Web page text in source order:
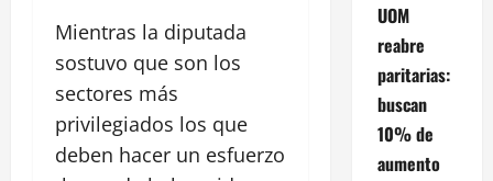
Mientras la diputada
sostuvo que son los
sectores más
privilegiados los que
deben hacer un esfuerzo
UOM
reabre
paritarias:
buscan
10% de
aumento